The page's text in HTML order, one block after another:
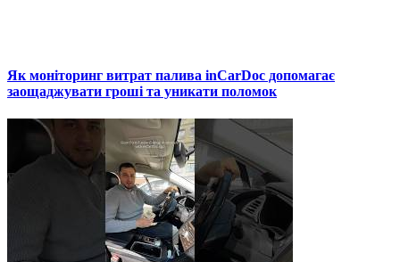
Як моніторинг витрат палива inCarDoc допомагає
заощаджувати гроші та уникати поломок